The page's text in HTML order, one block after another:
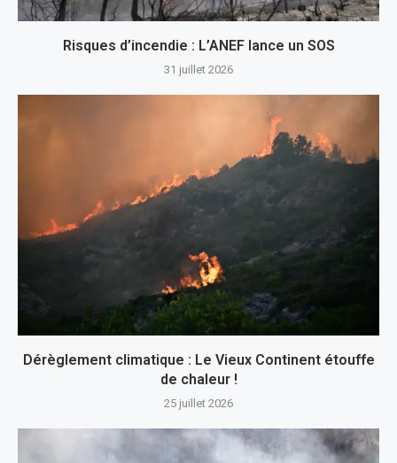
Risques d’incendie : L’ANEF lance un SOS
31 juillet 2026
Dérèglement climatique : Le Vieux Continent étouffe
de chaleur !
25 juillet 2026